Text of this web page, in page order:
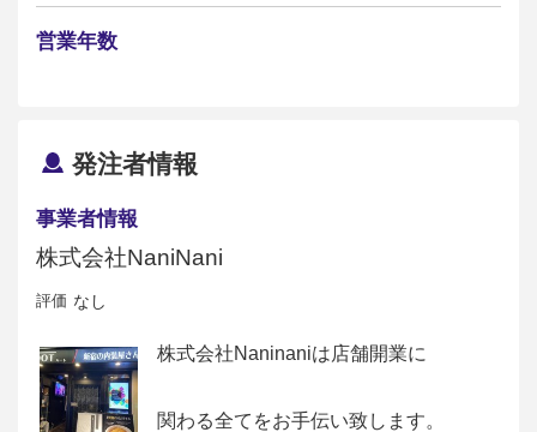
営業年数
発注者情報
事業者情報
株式会社NaniNani
評価 なし
株式会社Naninaniは店舗開業に
関わる全てをお手伝い致します。